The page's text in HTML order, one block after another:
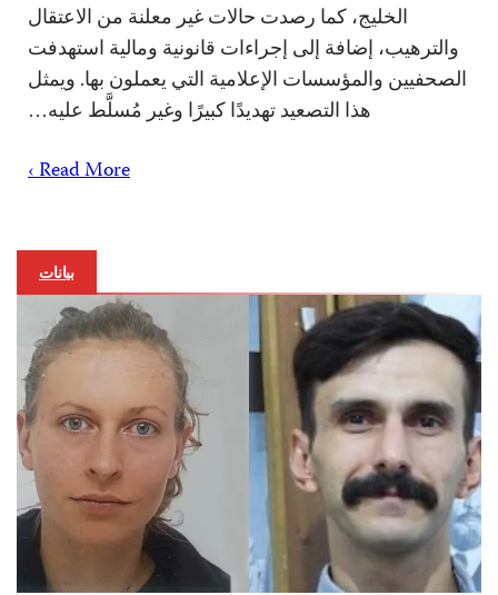
الخليج، كما رصدت حالات غير معلنة من الاعتقال
والترهيب، إضافة إلى إجراءات قانونية ومالية استهدفت
الصحفيين والمؤسسات الإعلامية التي يعملون بها. ويمثل
هذا التصعيد تهديدًا كبيرًا وغير مُسلَّط عليه…
Read More ›
بيانات